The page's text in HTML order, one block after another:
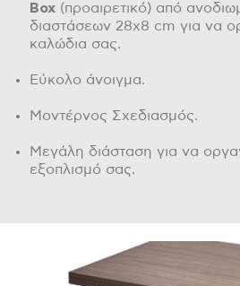
Box (προαιρετικό) από
διαστάσεων 28x8 cm για να
καλώδια σας.
Εύκολο άνοιγμα.
Μοντέρνος Σχεδιασμός.
Μεγάλη διάσταση για να
εξοπλισμό σας.